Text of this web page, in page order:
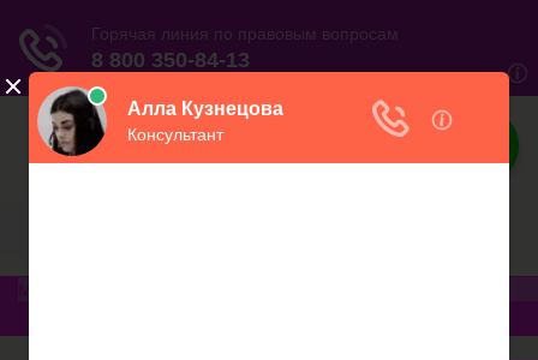
Юриспруденция